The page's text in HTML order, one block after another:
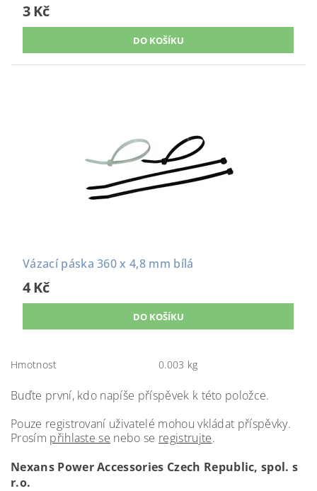
3 Kč
Vázací páska 360 x 4,8 mm bílá
4 Kč
Hmotnost 0.003 kg
Buďte první, kdo napíše příspěvek k této položce.
Pouze registrovaní uživatelé mohou vkládat příspěvky.
Prosím přihlaste se nebo se registrujte.
Nexans Power Accessories Czech Republic, spol. s
r.o.